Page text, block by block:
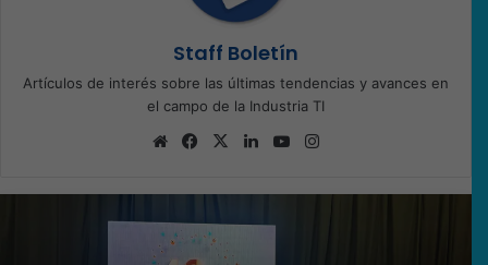
Staff Boletín
Artículos de interés sobre las últimas tendencias y avances en
el campo de la Industria TI
Sitio
Facebook
X LinkedInYouTube